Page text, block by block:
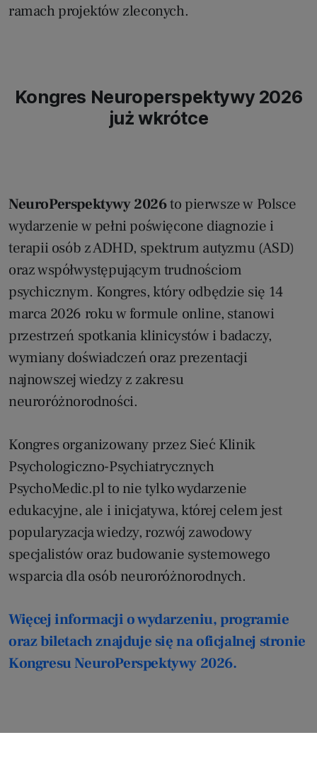
ramach projektów zleconych.
Kongres Neuroperspektywy 2026
już wkrótce
NeuroPerspektywy 2026to pierwsze w Polsce
wydarzenie w pełni poświęcone diagnozie i
terapii osób z ADHD, spektrum autyzmu (ASD)
oraz współwystępującym trudnościom
psychicznym. Kongres, który odbędzie się 14
marca 2026 roku w formule online, stanowi
przestrzeń spotkania klinicystów i badaczy,
wymiany doświadczeń oraz prezentacji
najnowszej wiedzy z zakresu
neuroróżnorodności.
Kongres organizowany przez Sieć Klinik
Psychologiczno-Psychiatrycznych
PsychoMedic.pl to nie tylko wydarzenie
edukacyjne, ale i inicjatywa, której celem jest
popularyzacja wiedzy, rozwój zawodowy
specjalistów oraz budowanie systemowego
wsparcia dla osób neuroróżnorodnych.
Więcej informacji o wydarzeniu, programie
oraz biletach znajduje się na oficjalnej stronie
Kongresu NeuroPerspektywy 2026.